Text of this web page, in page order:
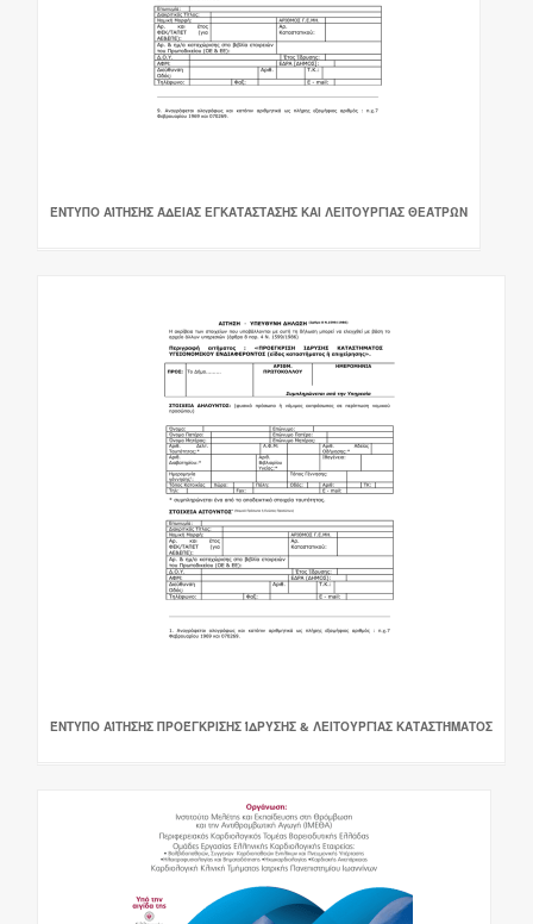
ΈΝΤΥΠΟ ΑΊΤΗΣΗΣ ΆΔΕΙΑΣ ΕΓΚΑΤΆΣΤΑΣΗΣ ΚΑΙ ΛΕΙΤΟΥΡΓΊΑΣ ΘΕΆΤΡΩΝ
ΈΝΤΥΠΟ ΑΊΤΗΣΗΣ ΠΡΟΈΓΚΡΙΣΗΣ ΊΔΡΥΣΗΣ & ΛΕΙΤΟΥΡΓΊΑΣ ΚΑΤΑΣΤΉΜΑΤΟΣ